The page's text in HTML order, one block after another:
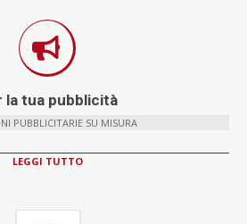
la tua pubblicità
PUBBLICITARIE SU MISURA
LEGGI TUTTO